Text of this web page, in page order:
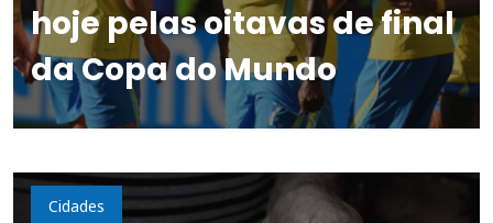
hoje pelas oitavas de final
da Copa do Mundo
Cidades